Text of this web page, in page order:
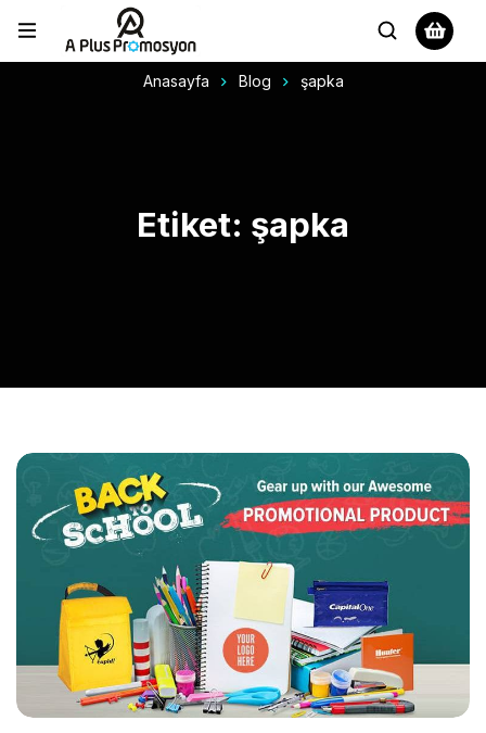
Anasayfa Blog şapka
Etiket: şapka